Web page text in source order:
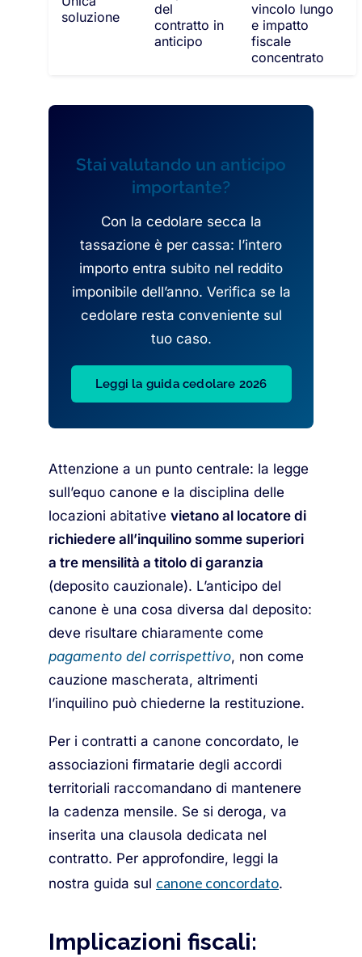
soluzione
del
contratto in
anticipo
vincolo lungo
e impatto
fiscale
concentrato
Stai valutando un anticipo
importante?
Con la cedolare secca la
tassazione è per cassa: l’intero
importo entra subito nel reddito
imponibile dell’anno. Verifica se la
cedolare resta conveniente sul
tuo caso.
Leggi la guida cedolare 2026
Attenzione a un punto centrale: la legge
sull’equo canone e la disciplina delle
locazioni abitative vietano al locatore di
richiedere all’inquilino somme superiori
a tre mensilità a titolo di garanzia
(deposito cauzionale). L’anticipo del
canone è una cosa diversa dal deposito:
deve risultare chiaramente come
pagamento del corrispettivo, non come
cauzione mascherata, altrimenti
l’inquilino può chiederne la restituzione.
Per i contratti a canone concordato, le
associazioni firmatarie degli accordi
territoriali raccomandano di mantenere
la cadenza mensile. Se si deroga, va
inserita una clausola dedicata nel
contratto. Per approfondire, leggi la
nostra guida sul canone concordato.
Implicazioni fiscali: